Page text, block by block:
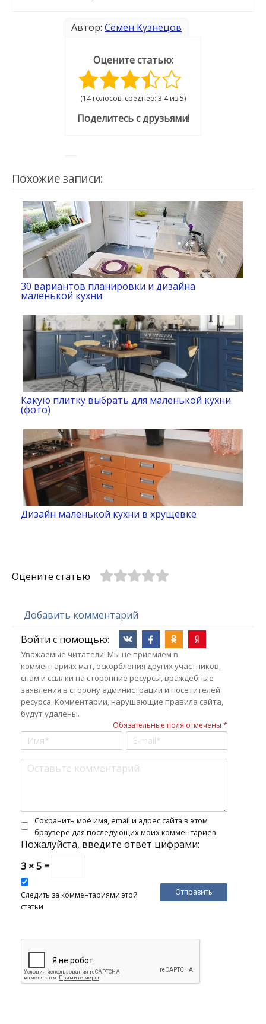
Автор: Семен Кузнецов
Оцените статью:
(14 голосов, среднее: 3.4 из 5)
Поделитесь с друзьями!
Похожие записи:
30 вариантов планировки и дизайна
маленькой кухни
Какую плитку выбрать для маленькой кухни
(фото)
Дизайн маленькой кухни в хрущевке
Оцените статью
Добавить комментарий
Войти с помощью:
Уважаемые читатели! Мы не приемлем в
комментариях мат, оскорбления других участников,
спам и ссылки на сторонние ресурсы, враждебные
заявления в сторону администрации и посетителей
ресурса. Комментарии, нарушающие правила сайта,
будут удалены.
Обязательные поля отмечены *
Сохранить моё имя, email и адрес сайта в этом
браузере для последующих моих комментариев.
Пожалуйста, введите ответ цифрами:
3 × 5 =
Следить за комментариями этой
статьи